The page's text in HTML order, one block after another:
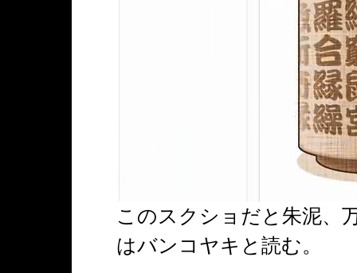
このスクショだと朱泥、
はバンコヤキと読む。